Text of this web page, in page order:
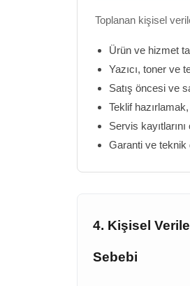
Toplanan kişisel
Ürün ve hizmet
Yazıcı, toner ve
Satış öncesi ve
Teklif hazırlamak,
Servis
Garanti ve
4. Kişisel
Sebebi